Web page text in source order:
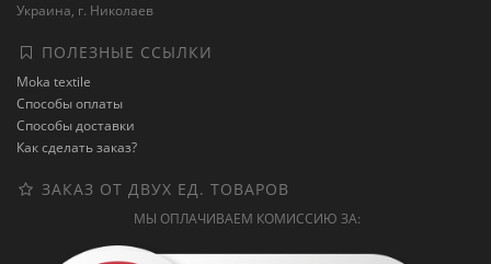
Украина, г. Николаев
ПОЛЕЗНЫЕ ССЫЛКИ
Moka textile
Способы оплаты
Способы доставки
Как сделать заказ?
ЗАКАЗ ОТ ДВУХ ЕД. ТОВАРОВ
МЫ ОПЛАЧИВАЕМ КОМИССИЮ ЗА: